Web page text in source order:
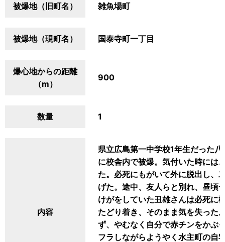
被爆地（旧町名） 雑魚場町
被爆地（現町名） 国泰寺町一丁目
爆心地からの距離
（m）
900
数量 1
内容
県立広島第一中学校1年生だった
に校舎内で被爆。気付いた時には
た。必死にもがいて外に脱出し、
げた。途中、友人らと別れ、昼頃
けがをしていた丑雄さんは必死に
たどり着き、そのまま気を失った
ず、やむなく自分で赤チンをかぶ
フラしながらようやく水主町の自